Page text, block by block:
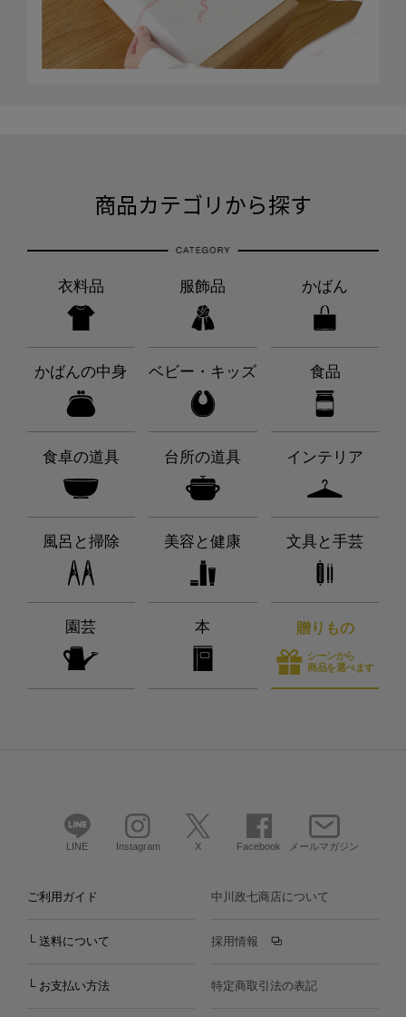
商品カテゴリから探す
衣料品 服飾品 かばん
かばんの中身 ベビー・キッズ 食品
食卓の道具 台所の道具 インテリア
風呂と掃除 美容と健康 文具と手芸
園芸 本 贈りもの
シーンから
商品を選べます
LINE Instagram X Facebook メールマガジン
ご利用ガイド
└ 送料について
└ お支払い方法
中川政七商店について
採用情報
特定商取引法の表記